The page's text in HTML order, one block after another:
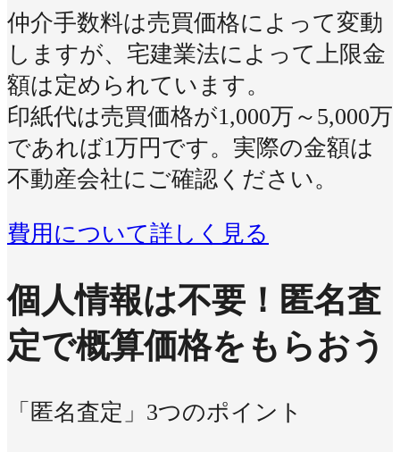
仲介手数料は売買価格によって変動
しますが、宅建業法によって上限金
額は定められています。
印紙代は売買価格が1,000万～5,000万
であれば1万円です。実際の金額は
不動産会社にご確認ください。
費用について詳しく見る
個人情報は不要！ 匿名査
定で概算価格をもらおう
「匿名査定」3つのポイント